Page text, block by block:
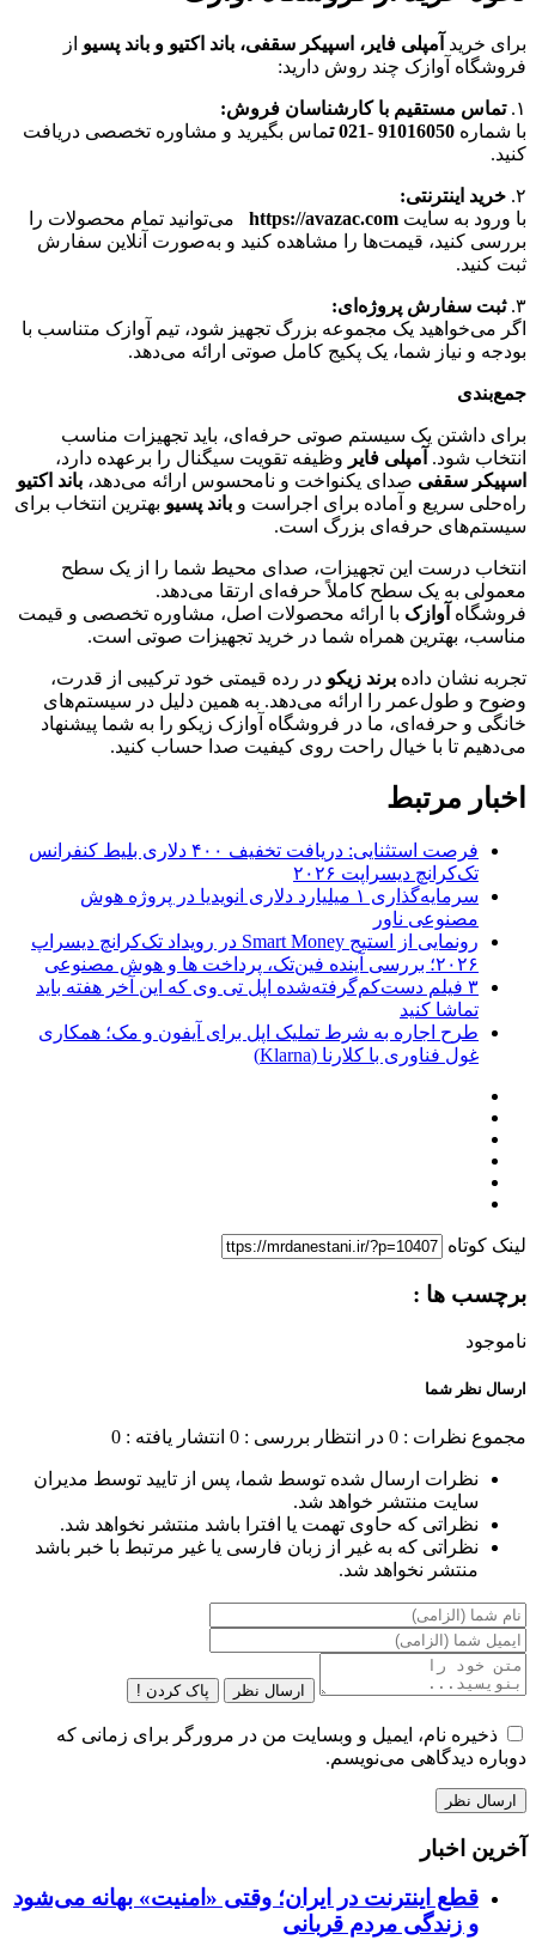
برای خرید آمپلی فایر، اسپیکر سقفی، باند اکتیو و باند پسیو از
فروشگاه آوازک چند روش دارید:
۱. تماس مستقیم با کارشناسان فروش:
با شماره 91016050
-021 تماس بگیرید و مشاوره تخصصی دریافت
کنید.
۲. خرید اینترنتی:
با ورود به سایت https://avazac.com
می‌توانید تمام محصولات را
بررسی کنید، قیمت‌ها را مشاهده کنید و به‌صورت آنلاین سفارش
ثبت کنید.
۳. ثبت سفارش پروژه‌ای:
اگر می‌خواهید یک مجموعه بزرگ تجهیز شود، تیم آوازک متناسب با
بودجه و نیاز شما، یک پکیج کامل صوتی ارائه می‌دهد.
جمع‌بندی
برای داشتن یک سیستم صوتی حرفه‌ای، باید تجهیزات مناسب
انتخاب شود. آمپلی فایر وظیفه تقویت سیگنال را برعهده دارد،
اسپیکر سقفی صدای یکنواخت و نامحسوس ارائه می‌دهد، باند اکتیو
راه‌حلی سریع و آماده برای اجراست و باند پسیو بهترین انتخاب برای
سیستم‌های حرفه‌ای بزرگ است.
انتخاب درست این تجهیزات، صدای محیط شما را از یک سطح
معمولی به یک سطح کاملاً حرفه‌ای ارتقا می‌دهد.
فروشگاه آوازک با ارائه محصولات اصل، مشاوره تخصصی و قیمت
مناسب، بهترین همراه شما در خرید تجهیزات صوتی است.
تجربه نشان داده برند زیکو در رده قیمتی خود ترکیبی از قدرت،
وضوح و طول‌عمر را ارائه می‌دهد. به همین دلیل در سیستم‌های
خانگی و حرفه‌ای، ما در فروشگاه آوازک زیکو را به شما پیشنهاد
می‌دهیم تا با خیال راحت روی کیفیت صدا حساب کنید.
اخبار مرتبط
فرصت استثنایی: دریافت تخفیف ۴۰۰ دلاری بلیط کنفرانس
تک‌کرانچ دیسراپت ۲۰۲۶
سرمایه‌گذاری ۱ میلیارد دلاری انویدیا در پروژه هوش
مصنوعی ناور
رونمایی از استیج Smart Money در رویداد تک‌کرانچ دیسراپ
۲۰۲۶؛ بررسی آینده فین‌تک، پرداخت‌ ها و هوش مصنوعی
۳ فیلم دست‌کم‌گرفته‌شده اپل تی وی که این آخر هفته باید
تماشا کنید
طرح اجاره به شرط تملیک اپل برای آیفون و مک؛ همکاری
غول فناوری با کلارنا (Klarna)
لینک کوتاه
برچسب ها :
ناموجود
ارسال نظر شما
مجموع نظرات : 0 در انتظار بررسی : 0 انتشار یافته : 0
نظرات ارسال شده توسط شما، پس از تایید توسط مدیران
سایت منتشر خواهد شد.
نظراتی که حاوی تهمت یا افترا باشد منتشر نخواهد شد.
نظراتی که به غیر از زبان فارسی یا غیر مرتبط با خبر باشد
منتشر نخواهد شد.
ارسال نظر پاک کردن !
ذخیره نام، ایمیل و وبسایت من در مرورگر برای زمانی که
دوباره دیدگاهی می‌نویسم.
آخرین اخبار
قطع اینترنت در ایران؛ وقتی «امنیت» بهانه می‌شود
و زندگی مردم قربانی